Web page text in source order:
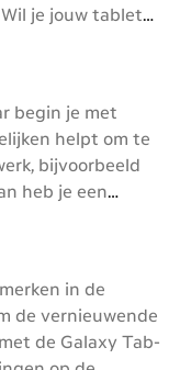
je jouw tablet
onderweg in de
databundels
als je soms een
mail bijhoudt op
Dan past een
beter bij jou. Je
filmpjes
en je favoriete
online tot veel
abonnement dat
begin je met
helpt om te
bijvoorbeeld
heb je een
lijken steeds
formaat. De
aan. De S-pen
aantekeningen
tablet voor
in de
de vernieuwende
de Galaxy Tab-